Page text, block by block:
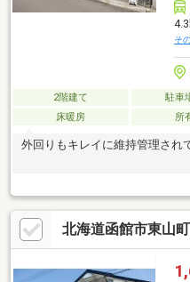
そ
2階建て 駐車
床暖房
所
外回りもキレイに維持管理され
北海道函館市東山